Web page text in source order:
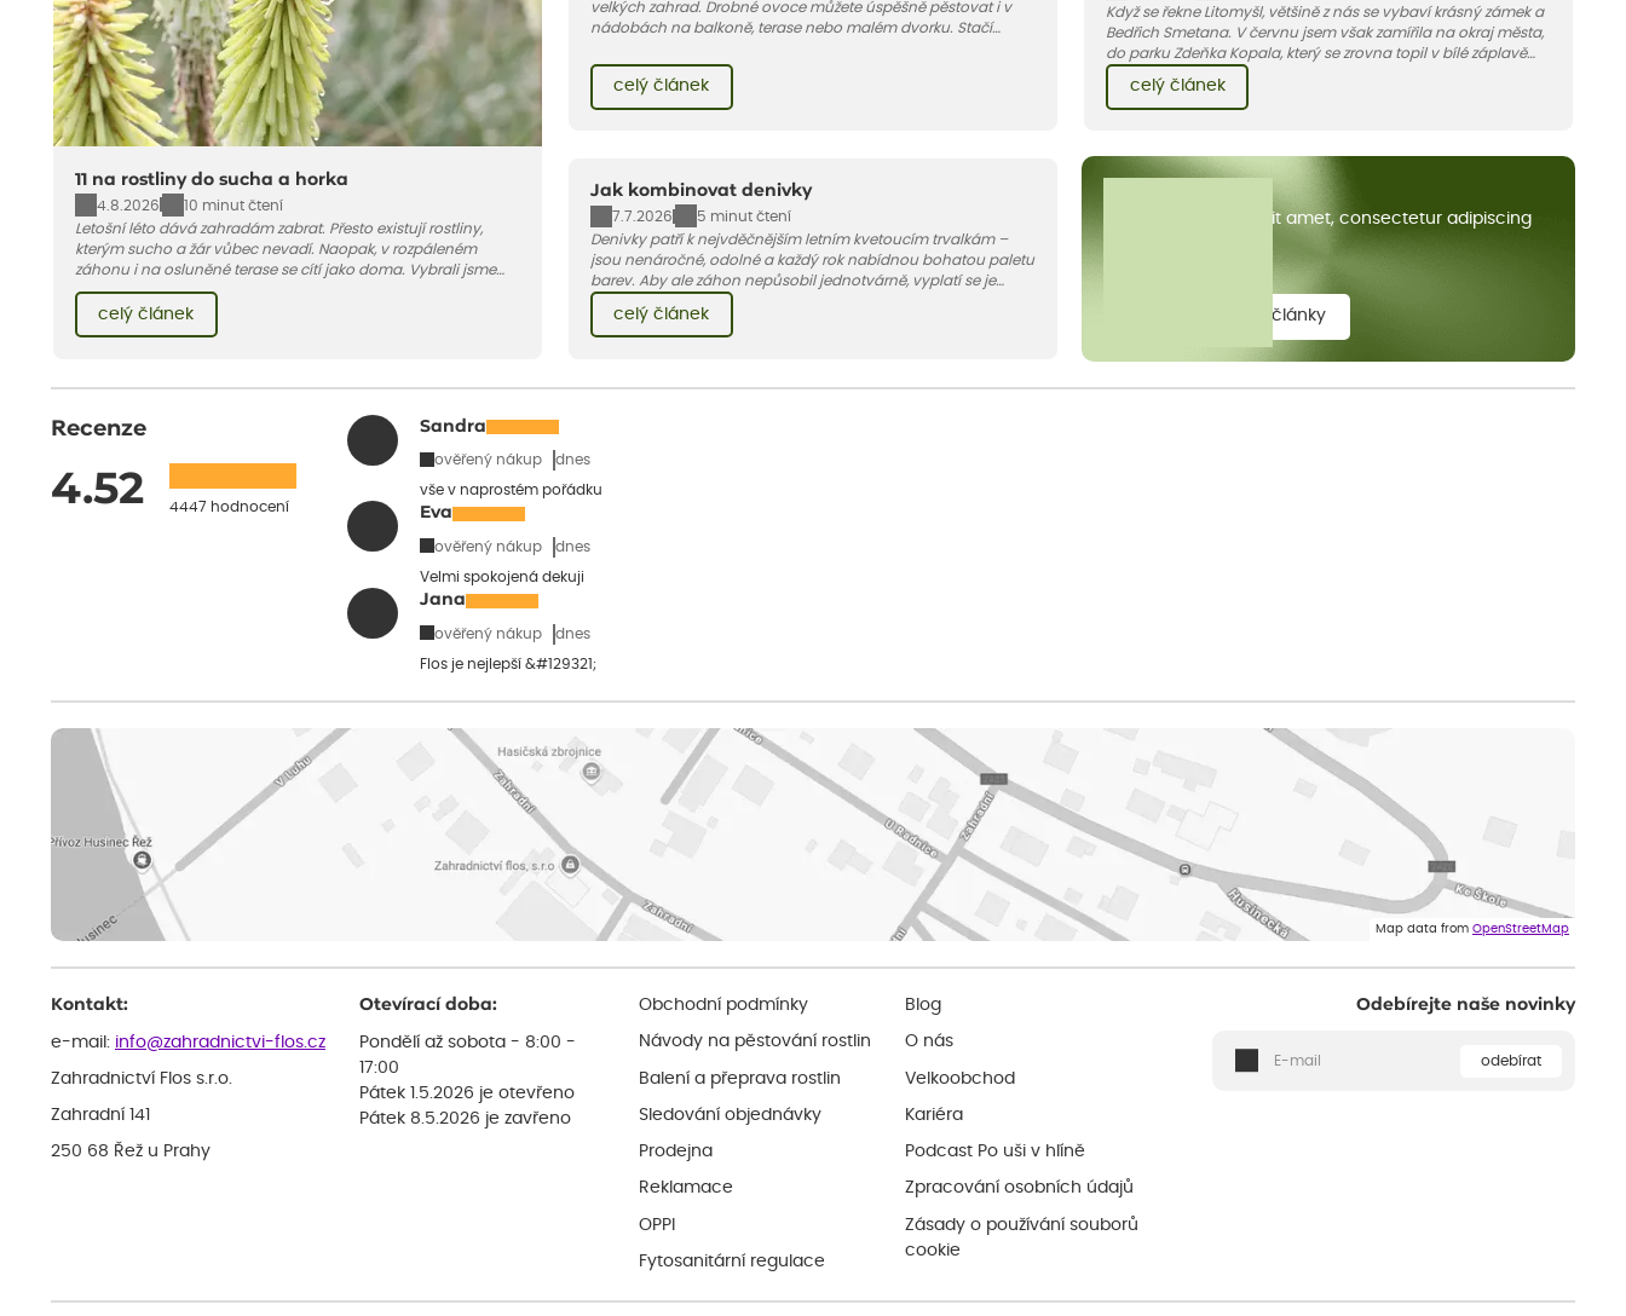
11 na rostliny do sucha a horka
4.8.2026
10 minut čtení
Letošní léto dává zahradám zabrat. Přesto existují rostliny,
kterým sucho a žár vůbec nevadí. Naopak, v rozpáleném
záhonu i na osluněné terase se cítí jako doma. Vybrali jsme
pro vás 11 tipů na odolné druhy, které zvládnou horké a suché
léto bez pravidelné zálivky. Pojďme se podívat, které to jsou.
celý článek
velkých zahrad. Drobné ovoce můžete úspěšně pěstovat i v
nádobách na balkoně, terase nebo malém dvorku. Stačí
pár základních pravidel. V tomto článku vám poradíme, jak na
celý článek
Když se řekne Litomyšl, většině z nás se vybaví krásný zámek a
Bedřich Smetana. V červnu jsem však zamířila na okraj města,
do parku Zdeňka Kopala, který se zrovna topil v bílé záplavě
kvetoucích kopretin. Fotky řeknou víc než slova, přidávám k
nim pár řádků o tom, jak tento jedinečný kus krajiny vznikl.
celý článek
Jak kombinovat denivky
7.7.2026
5 minut čtení
Denivky patří k nejvděčnějším letním kvetoucím trvalkám –
jsou nenáročné, odolné a každý rok nabídnou bohatou paletu
barev. Aby ale záhon nepůsobil jednotvárně, vyplatí se je
jakými trvalkami a travinami denivky nejlépe ladí.
celý článek
Lorem ipsum dolor sit amet, consectetur adipiscing
zobrazit všechny články
Recenze
4.52 4447 hodnocení
Sandra
ověřený nákup dnes
vše v naprostém pořádku
Eva
ověřený nákup dnes
Velmi spokojená dekuji
Jana
ověřený nákup dnes
Flos je nejlepší &#129321;
Map data from OpenStreetMap
Kontakt:
e-mail: info@zahradnictvi-flos.cz
Zahradnictví Flos s.r.o.
Zahradní 141
250 68 Řež u Prahy
Otevírací doba:
Pondělí až sobota - 8:00 -
17:00
Pátek 1.5.2026 je otevřeno
Pátek 8.5.2026 je zavřeno
Obchodní podmínky
Návody na pěstování rostlin
Balení a přeprava rostlin
Sledování objednávky
Prodejna
Reklamace
OPPI
Fytosanitární regulace
Blog
O nás
Velkoobchod
Kariéra
Podcast Po uši v hlíně
Zpracování osobních údajů
Zásady o používání souborů
cookie
Odebírejte naše novinky
odebírat